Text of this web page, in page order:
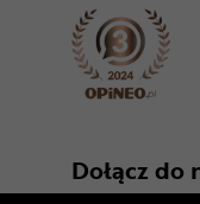
Dołącz do